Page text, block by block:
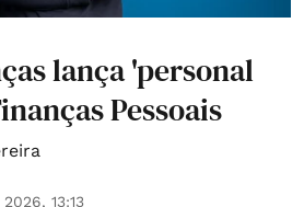
lança 'personal
Pessoais
13:13